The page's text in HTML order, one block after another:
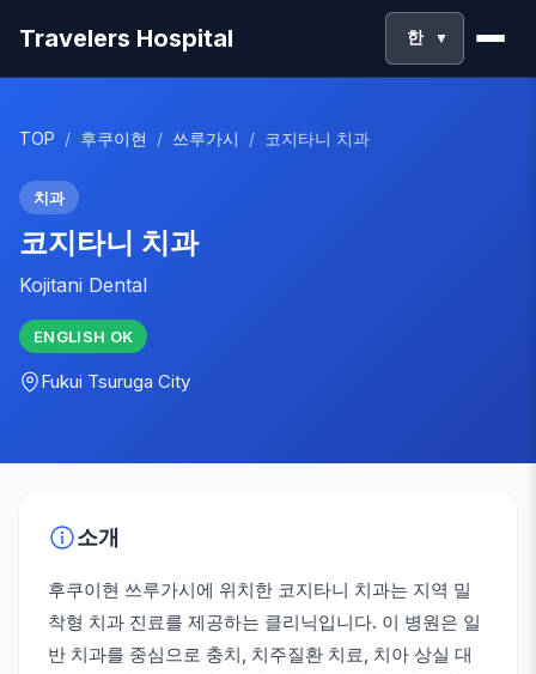
Travelers Hospital 한 ▼
TOP / 후쿠이현 / 쓰루가시 / 코지타니 치과
치과
코지타니 치과
Kojitani Dental
ENGLISH OK
Fukui Tsuruga City
소개
후쿠이현 쓰루가시에 위치한 코지타니 치과는 지역 밀
착형 치과 진료를 제공하는 클리닉입니다. 이 병원은 일
반 치과를 중심으로 충치, 치주질환 치료, 치아 상실 대